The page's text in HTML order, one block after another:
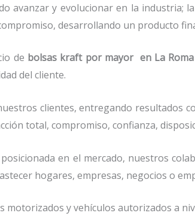
avanzar y evolucionar en la industria;
desarrollando un producto
de bolsas kraft por mayor en La
del cliente.
clientes, entregando resultados
total, compromiso, confianza,
en el mercado, nuestros
hogares, empresas, negocios o
y vehículos autorizados a